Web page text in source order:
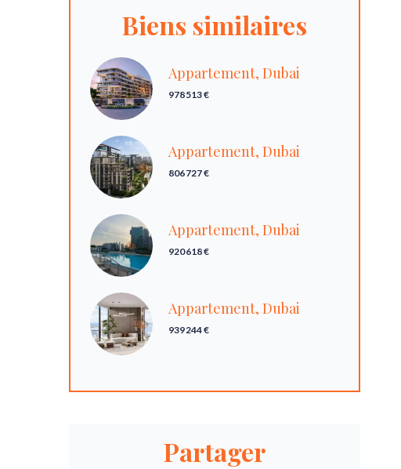
Biens similaires
Appartement, Dubai
978 513 €
Appartement, Dubai
806 727 €
Appartement, Dubai
920 618 €
Appartement, Dubai
939 244 €
Partager